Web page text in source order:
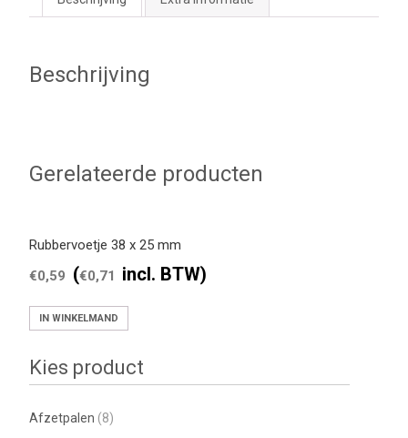
Beschrijving
Gerelateerde producten
Rubbervoetje 38 x 25 mm
€0,59 (€0,71 incl. BTW)
IN WINKELMAND
Kies product
Afzetpalen (8)